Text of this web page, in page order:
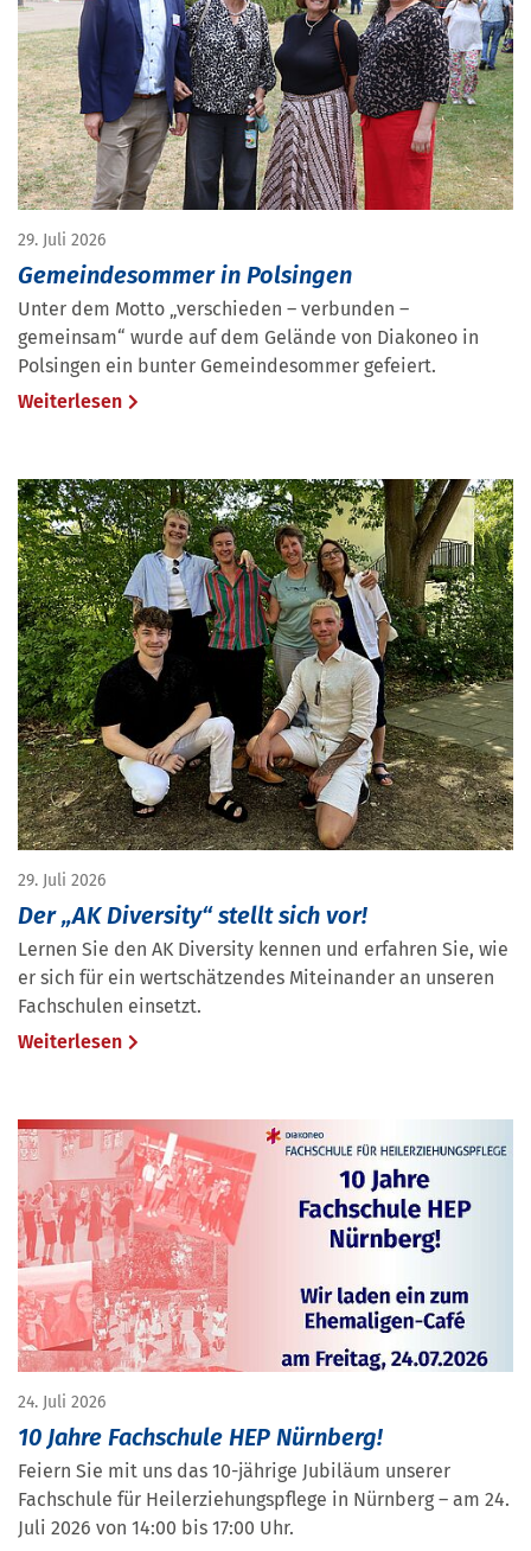
29. Juli 2026
Gemeindesommer in Polsingen
Unter dem Motto „verschieden – verbunden –
gemeinsam“ wurde auf dem Gelände von Diakoneo in
Polsingen ein bunter Gemeindesommer gefeiert.
Weiterlesen
29. Juli 2026
Der „AK Diversity“ stellt sich vor!
Lernen Sie den AK Diversity kennen und erfahren Sie, wie
er sich für ein wertschätzendes Miteinander an unseren
Fachschulen einsetzt.
Weiterlesen
24. Juli 2026
10 Jahre Fachschule HEP Nürnberg!
Feiern Sie mit uns das 10-jährige Jubiläum unserer
Fachschule für Heilerziehungspflege in Nürnberg – am 24.
Juli 2026 von 14:00 bis 17:00 Uhr.